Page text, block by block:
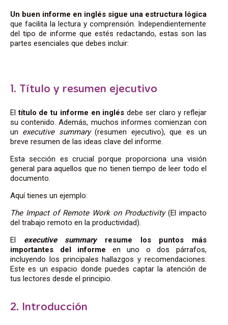
Un buen informe en inglés sigue una estructura lógica
que facilita la lectura y comprensión. Independientemente
del tipo de informe que estés redactando, estas son las
partes esenciales que debes incluir:
1. Título y resumen ejecutivo
Eltítulo de tu informe en inglés debe ser claro y reflejar
su contenido. Además, muchos informes comienzan con
un executive summary(resumen ejecutivo), que es un
breve resumen de las ideas clave del informe.
Esta sección es crucial porque proporciona una visión
general para aquellos que no tienen tiempo de leer todo el
documento.
Aquí tienes un ejemplo:
The Impact of Remote Work on Productivity(El impacto
del trabajo remoto en la productividad).
El executive summaryresume los puntos más
importantes del informe en uno o dos párrafos,
incluyendo los principales hallazgos y recomendaciones.
Este es un espacio donde puedes captar la atención de
tus lectores desde el principio.
2. Introducción